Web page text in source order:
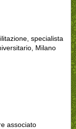
specialista
Milano
associato